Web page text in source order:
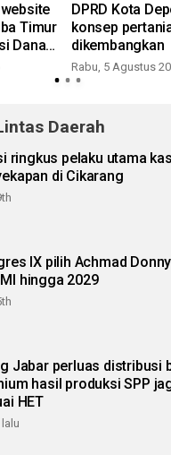
Timur
Dana
DPRD Kota
konsep
dikembangkan
Rabu, 5 Agustus
Daerah
ringkus pelaku utama
di Cikarang
IX pilih Achmad
hingga 2029
Jabar perluas distribusi
hasil produksi SPP
HET